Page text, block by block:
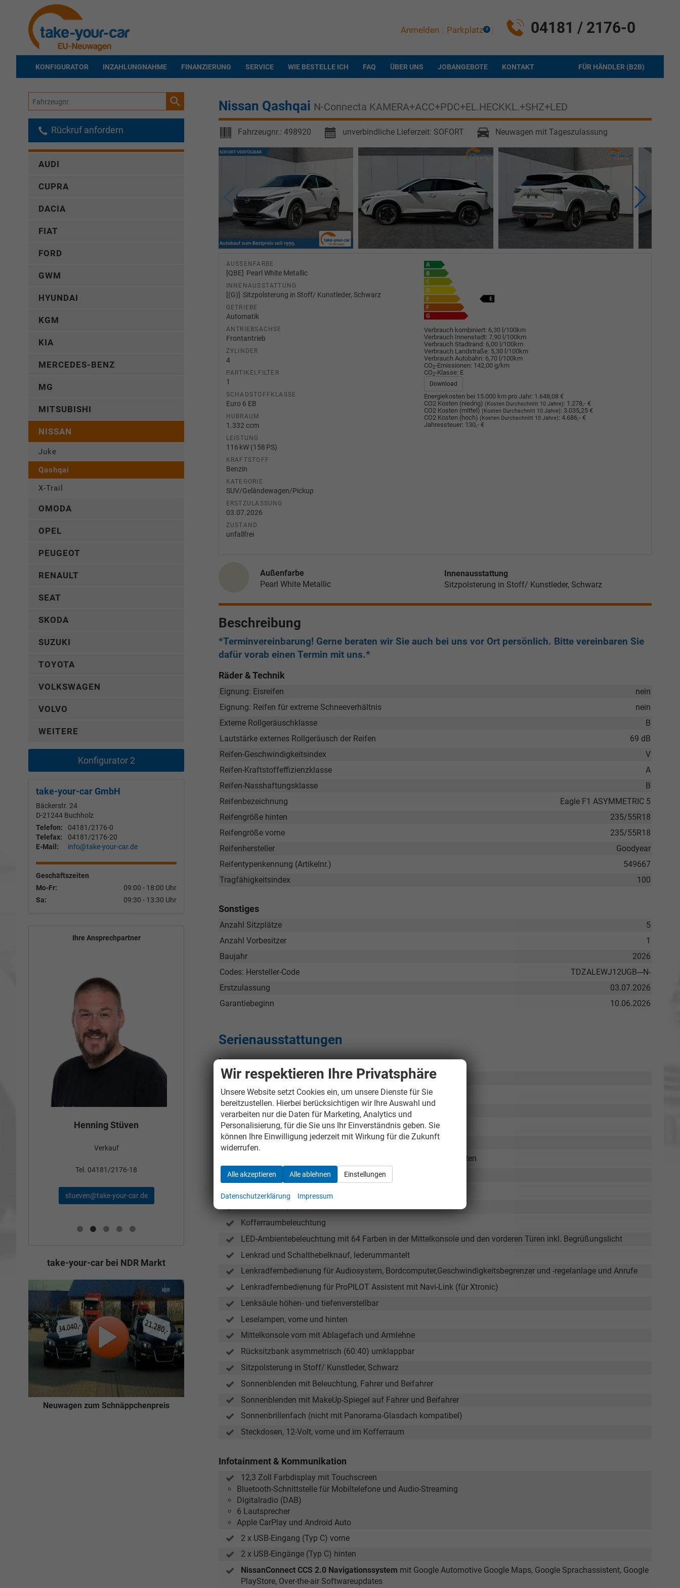
04181 / 2176-0
Anmelden Parkplatz 0
KONFIGURATOR INZAHLUNGNAHME FINANZIERUNG SERVICE WIE BESTELLE ICH FAQ ÜBER UNS JOBANGEBOTE FÜR HÄNDLER (B2B)
KONTAKT
Nissan Qashqai N-Connecta KAMERA+ACC+PDC+EL.HECKKL.+SHZ+LED
Fahrzeugnr.: 498920 unverbindliche Lieferzeit: SOFORT Neuwagen mit Tageszulassung
AUSSENFARBE
QBE Pearl White Metallic
INNENAUSSTATTUNG
(G) Sitzpolsterung in Stoff/ Kunstleder, Schwarz
GETRIEBE
Automatik
ANTRIEBSACHSE
Frontantrieb
ZYLINDER
4
PARTIKELFILTER
1
SCHADSTOFFKLASSE
Euro 6 EB
HUBRAUM
1.332 ccm
LEISTUNG
116 kW (158 PS)
KRAFTSTOFF
Benzin
KATEGORIE
SUV/Geländewagen/Pickup
ERSTZULASSUNG
03.07.2026
ZUSTAND
unfallfrei
Verbrauch kombiniert: 6,30 l/100km
Verbrauch Innenstadt: 7,90 l/100km
Verbrauch Stadtrand: 6,00 l/100km
Verbrauch Landstraße: 5,30 l/100km
Verbrauch Autobahn: 6,70 l/100km
CO2-Emissionen: 142,00 g/km
CO2-Klasse: E
Download
Energiekosten bei 15.000 km pro Jahr: 1.648,08 €
CO2 Kosten (niedrig) (Kosten Durchschnitt 10 Jahre): 1.278,- €
CO2 Kosten (mittel) (Kosten Durchschnitt 10 Jahre): 3.035,25 €
CO2 Kosten (hoch) (Kosten Durchschnitt 10 Jahre): 4.686,- €
Jahressteuer: 130,- €
Außenfarbe
Pearl White Metallic
Innenausstattung
Sitzpolsterung in Stoff/ Kunstleder, Schwarz
Beschreibung
*Terminvereinbarung! Gerne beraten wir Sie auch bei uns vor Ort persönlich. Bitte vereinbaren Sie
dafür vorab einen Termin mit uns.*
Räder & Technik
nein
Eignung: Eisreifen
nein
Eignung: Reifen für extreme Schneeverhältnis
B
Externe Rollgeräuschklasse
69 dB
Lautstärke externes Rollgeräusch der Reifen
V
Reifen-Geschwindigkeitsindex
A
Reifen-Kraftstoffeffizienzklasse
B
Reifen-Nasshaftungsklasse
Eagle F1 ASYMMETRIC 5
Reifenbezeichnung
235/55R18
Reifengröße hinten
235/55R18
Reifengröße vorne
Goodyear
Reifenhersteller
549667
Reifentypenkennung (Artikelnr.)
100
Tragfähigkeitsindex
Sonstiges
5
Anzahl Sitzplätze
1
Anzahl Vorbesitzer
2026
Baujahr
TDZALEWJ12UGB---N-
Codes: Hersteller-Code
03.07.2026
Erstzulassung
10.06.2026
Garantiebeginn
Serienausstattungen
Innen
Beheizbare Vordersitze
Beheizbares Lenkrad
Klimaautomatik, Zwei-Zonen, inkl. Pollenfilter
Ablagefächer in den vorderen und hinteren Türen
Dachhimmel in Grau
Elektrische Fensterheber mit One-Touch Funktion vorne und hinten
Fahrersitz manuell höhenverstellbar
Kofferraumbeleuchtung
LED-Ambientebeleuchtung mit 64 Farben in der Mittelkonsole und den vorderen Türen inkl. Begrüßungslicht
Lenkrad und Schalthebelknauf, lederummantelt
Lenkradfernbedienung für Audiosystem, Bordcomputer,Geschwindigkeitsbegrenzer und -regelanlage und Anrufe
Lenkradfernbedienung für ProPILOT Assistent mit Navi-Link (für Xtronic)
Lenksäule höhen- und tiefenverstellbar
Leselampen, vorne und hinten
Mittelkonsole vorn mit Ablagefach und Armlehne
Rücksitzbank asymmetrisch (60:40) umklappbar
Sitzpolsterung in Stoff/ Kunstleder, Schwarz
Sonnenblenden mit Beleuchtung, Fahrer und Beifahrer
Sonnenblenden mit MakeUp-Spiegel auf Fahrer und Beifahrer
Sonnenbrillenfach (nicht mit Panorama-Glasdach kompatibel)
Steckdosen, 12-Volt, vorne und im Kofferraum
Infotainment & Kommunikation
12,3 Zoll Farbdisplay mit Touchscreen
Bluetooth-Schnittstelle für Mobiltelefone und Audio-Streaming
Digitalradio (DAB)
6 Lautsprecher
Apple CarPlay und Android Auto
2 x USB-Eingang (Typ C) vorne
2 x USB-Eingänge (Typ C) hinten
NissanConnect CCS 2.0 Navigationssystem mit Google Automotive Google Maps, Google Sprachassistent, Google
PlayStore, Over-the-air Softwareupdates
Fahrzeugnr.
Rückruf anfordern
AUDI
CUPRA
DACIA
FIAT
FORD
GWM
HYUNDAI
KGM
KIA
MERCEDES-BENZ
MG
MITSUBISHI
NISSAN
Juke
Qashqai
X-Trail
OMODA
OPEL
PEUGEOT
RENAULT
SEAT
SKODA
SUZUKI
TOYOTA
VOLKSWAGEN
VOLVO
WEITERE
Konfigurator 2
take-your-car GmbH
Bäckerstr. 24
D-21244 Buchholz
Telefon:
04181/2176-0
Telefax:
04181/2176-20
E-Mail:
info@take-your-car.de
Geschäftszeiten
Mo-Fr:
09:00 - 18:00 Uhr
Sa:
09:30 - 13:30 Uhr
Ihre Ansprechpartner
Henning Stüven
Verkauf
Tel. 04181/2176-18
stueven@take-your-car.de
Bünyamin Schael
Verkauf
Tel. 04181/2176-24
schael@take-your-car.de
Tom Wollschläger
Tel. 04181/2176-21
take-your-car bei NDR Markt
Neuwagen zum Schnäppchenpreis
Wir respektieren Ihre Privatsphäre
Unsere Website setzt Cookies ein, um unsere Dienste für Sie
bereitzustellen. Hierbei berücksichtigen wir Ihre Auswahl und
verarbeiten nur die Daten für Marketing, Analytics und
Personalisierung, für die Sie uns Ihr Einverständnis geben. Sie
können Ihre Einwilligung jederzeit mit Wirkung für die Zukunft
widerrufen.
Alle akzeptieren Alle ablehnen Einstellungen
Datenschutzerklärung Impressum